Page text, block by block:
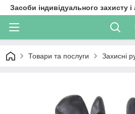
Засоби індивідуального захисту
Товари та послуги Захисні